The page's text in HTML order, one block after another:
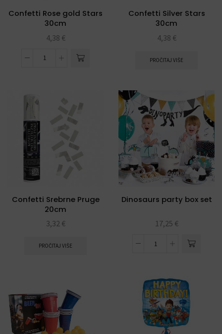
Confetti Rose gold Stars
30cm
4,38 €
Confetti Silver Stars
30cm
4,38 €
PROČITAJ VIŠE
Confetti Srebrne Pruge
20cm
3,32 €
PROČITAJ VIŠE
Dinosaurs party box set
17,25 €